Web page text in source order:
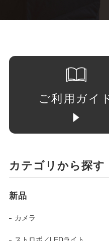
ご利用ガイ
カテゴリから探す
新品
カメラ